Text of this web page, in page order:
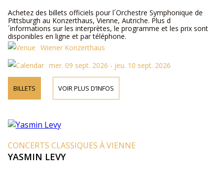
Achetez des billets officiels pour l´Orchestre Symphonique de
Pittsburgh au Konzerthaus, Vienne, Autriche. Plus d
´informations sur les interprètes, le programme et les prix sont
disponibles en ligne et par téléphone.
Wiener Konzerthaus
mer. 09 sept. 2026 - jeu. 10 sept. 2026
BILLETS VOIR PLUS D’INFOS
CONCERTS CLASSIQUES À VIENNE
YASMIN LEVY